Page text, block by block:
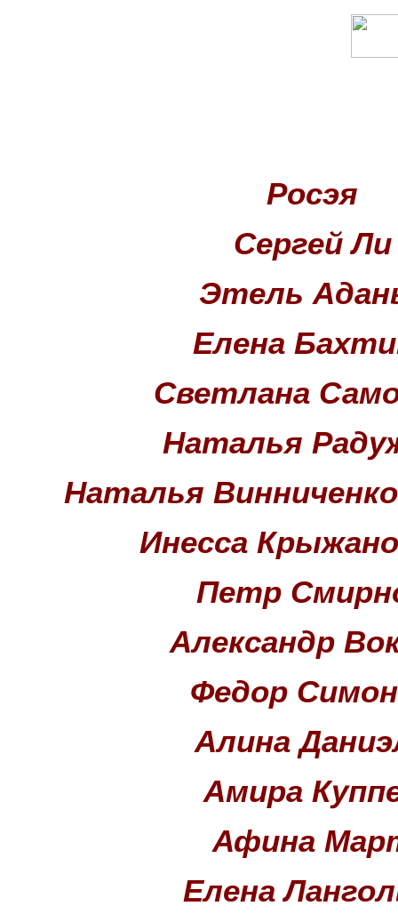
Росэя
Сергей Ли
Этель
Елена
Светлана
Наталья
Наталья
Инесса
Петр
Александр
Федор
Алина
Амира
Афина
Елена